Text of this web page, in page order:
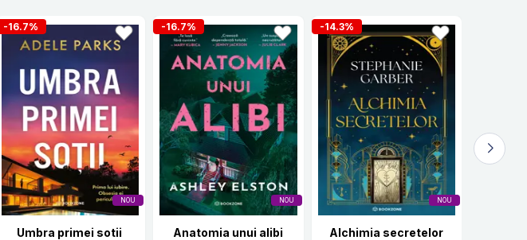
NOU
-16.7%
Umbra primei sotii
NOU
-16.7%
Anatomia unui alibi
NOU
-14.3%
Alchimia secretelor